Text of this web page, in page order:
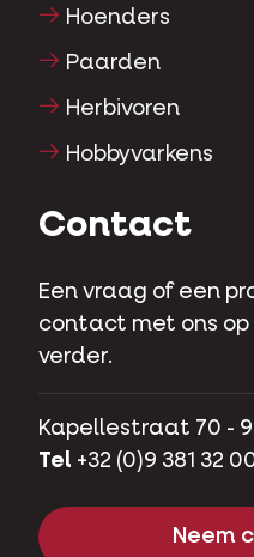
Hoenders
Paarden
Herbivoren
Hobbyvarkens
Contact
Een vraag of een
contact met ons op
verder.
Kapellestraat 70 -
Tel +32 (0)9 381 32
Neem